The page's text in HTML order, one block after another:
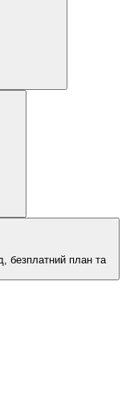
безплатний план та